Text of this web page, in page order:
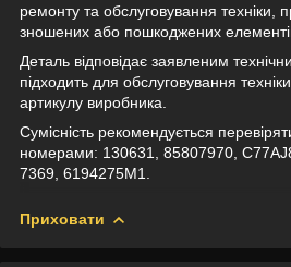
ремонту та обслуговування техніки,
зношених або пошкоджених
Деталь відповідає заявленим
підходить для обслуговування
артикулу виробника.
Сумісність рекомендується
номерами: 130631, 85807970,
7369, 6194275M1.
Приховати